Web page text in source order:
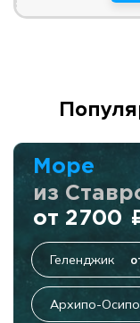
Море
из
от 2700
Геленджик
Архипо-